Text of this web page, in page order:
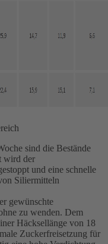
sind die Bestände
wird der
und eine schnelle
Siliermitteln
gewünschte
zu wenden. Dem
Häcksellänge von 18
Zuckerfreisetzung für